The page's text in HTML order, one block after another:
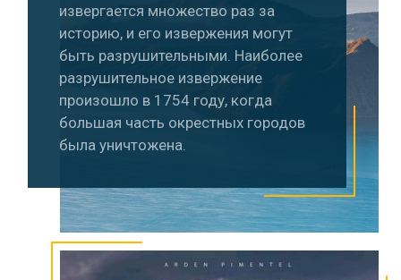
извергается множество раз за
историю, и его извержения могут
быть разрушительными. Наиболее
разрушительное извержение
произошло в 1754 году, когда
большая часть окрестных городов
была уничтожена.